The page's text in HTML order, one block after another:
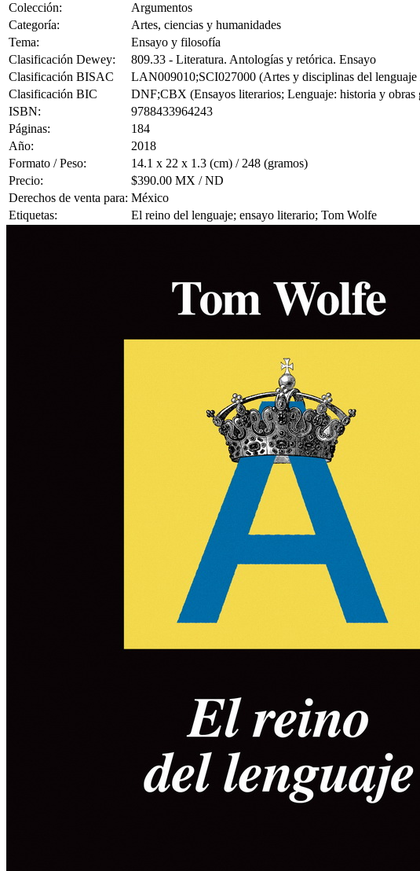
Colección:
Argumentos
Categoría:
Artes, ciencias y humanidades
Tema:
Ensayo y filosofía
Clasificación Dewey:
809.33 - Literatura. Antologías y retórica. Ensayo
Clasificación BISAC
LAN009010;SCI027000 (Artes y disciplinas del
Clasificación BIC
DNF;CBX (Ensayos literarios; Lenguaje: historia y obras
ISBN:
9788433964243
Páginas:
184
Año:
2018
Formato / Peso:
14.1 x 22 x 1.3 (cm) / 248 (gramos)
Precio:
$390.00 MX / ND
Derechos de venta para: México
Etiquetas:
El reino del lenguaje; ensayo literario; Tom Wolfe